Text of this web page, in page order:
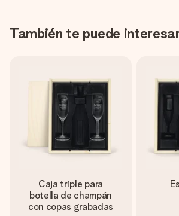
También te puede
Caja triple para
botella de champán
con copas grabadas